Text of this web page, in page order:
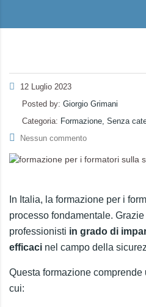
12 Luglio 2023
Posted by: Giorgio Grimani
Categoria: Formazione, Senza
Nessun commento
In Italia, la formazione per i
processo fondamentale.
professionisti in grado di
efficaci nel campo della
Questa formazione comprende
cui: